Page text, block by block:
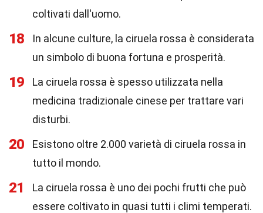
coltivati dall'uomo.
18
In alcune culture, la ciruela rossa è considerata
un simbolo di buona fortuna e prosperità.
19
La ciruela rossa è spesso utilizzata nella
medicina tradizionale cinese per trattare vari
disturbi.
20
Esistono oltre 2.000 varietà di ciruela rossa in
tutto il mondo.
21
La ciruela rossa è uno dei pochi frutti che può
essere coltivato in quasi tutti i climi temperati.